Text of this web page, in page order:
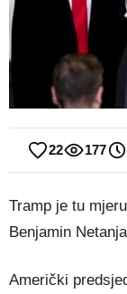
22 177
Tramp je tu
Benjamin
Američki